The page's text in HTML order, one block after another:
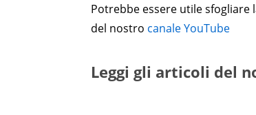
Potrebbe essere utile sfogliare
del nostro canale YouTube
Leggi gli articoli del